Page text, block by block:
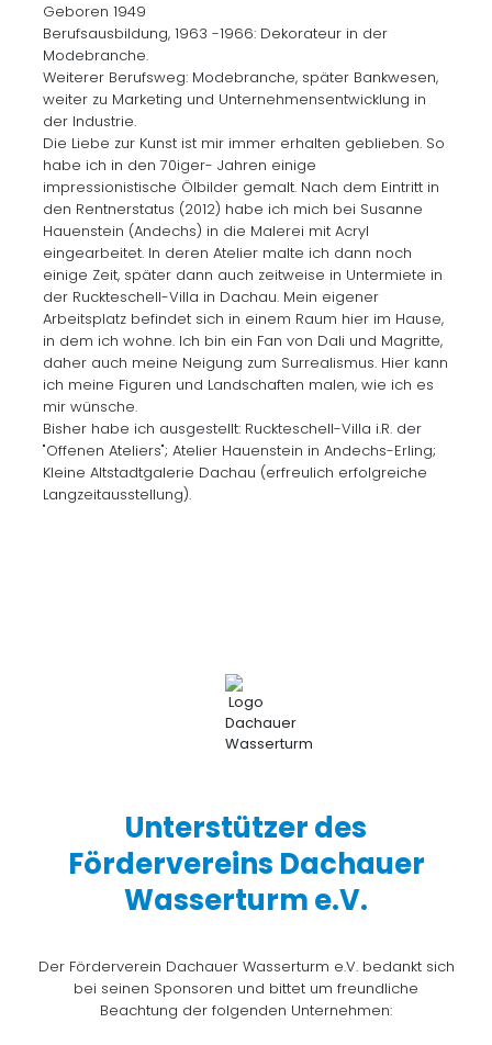
Geboren 1949
Berufsausbildung, 1963 -1966: Dekorateur in der
Modebranche.
Weiterer Berufsweg: Modebranche, später Bankwesen,
weiter zu Marketing und Unternehmensentwicklung in
der Industrie.
Die Liebe zur Kunst ist mir immer erhalten geblieben. So
habe ich in den 70iger- Jahren einige
impressionistische Ölbilder gemalt. Nach dem Eintritt in
den Rentnerstatus (2012) habe ich mich bei Susanne
Hauenstein (Andechs) in die Malerei mit Acryl
eingearbeitet. In deren Atelier malte ich dann noch
einige Zeit, später dann auch zeitweise in Untermiete in
der Ruckteschell-Villa in Dachau. Mein eigener
Arbeitsplatz befindet sich in einem Raum hier im Hause,
in dem ich wohne. Ich bin ein Fan von Dali und Magritte,
daher auch meine Neigung zum Surrealismus. Hier kann
ich meine Figuren und Landschaften malen, wie ich es
mir wünsche.
Bisher habe ich ausgestellt: Ruckteschell-Villa i.R. der
"Offenen Ateliers"; Atelier Hauenstein in Andechs-Erling;
Kleine Altstadtgalerie Dachau (erfreulich erfolgreiche
Langzeitausstellung).
Unterstützer des
Fördervereins Dachauer
Wasserturm e.V.
Der Förderverein Dachauer Wasserturm e.V. bedankt sich
bei seinen Sponsoren und bittet um freundliche
Beachtung der folgenden Unternehmen: